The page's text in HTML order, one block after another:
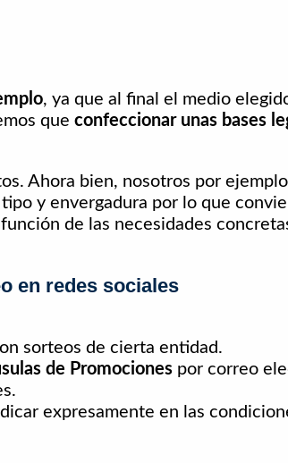
, ya que al final el medio
que confeccionar unas bases
Ahora bien, nosotros por ejemplo
y envergadura por lo que
de las necesidades
en redes sociales
sorteos de cierta entidad.
de Promociones por correo
expresamente en las